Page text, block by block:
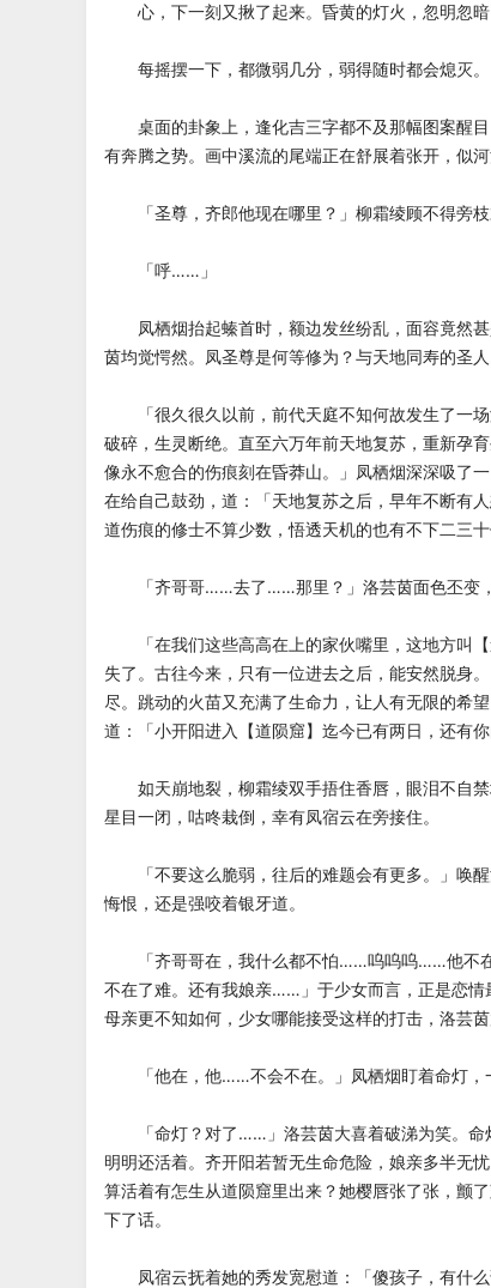
心，下一刻又揪了起来。昏黄的灯火，忽明忽暗
每摇摆一下，都微弱几分，弱得随时都会熄灭。
桌面的卦象上，逢化吉三字都不及那幅图案醒目
有奔腾之势。画中溪流的尾端正在舒展着张开，似河
「圣尊，齐郎他现在哪里？」柳霜绫顾不得旁枝
「呼……」
凤栖烟抬起螓首时，额边发丝纷乱，面容竟然甚
茵均觉愕然。凤圣尊是何等修为？与天地同寿的圣
「很久很久以前，前代天庭不知何故发生了一场
破碎，生灵断绝。直至六万年前天地复苏，重新孕
像永不愈合的伤痕刻在昏莽山。」凤栖烟深深吸了
在给自己鼓劲，道：「天地复苏之后，早年不断有
道伤痕的修士不算少数，悟透天机的也有不下二三
「齐哥哥……去了……那里？」洛芸茵面色丕变，
「在我们这些高高在上的家伙嘴里，这地方叫【
失了。古往今来，只有一位进去之后，能安然脱身
尽。跳动的火苗又充满了生命力，让人有无限的希
道：「小开阳进入【道陨窟】迄今已有两日，还有你
如天崩地裂，柳霜绫双手捂住香唇，眼泪不自禁
星目一闭，咕咚栽倒，幸有凤宿云在旁接住。
「不要这么脆弱，往后的难题会有更多。」唤醒
悔恨，还是强咬着银牙道。
「齐哥哥在，我什么都不怕……呜呜呜……他不
不在了难。还有我娘亲……」于少女而言，正是恋情
母亲更不知如何，少女哪能接受这样的打击，洛芸茵
「他在，他……不会不在。」凤栖烟盯着命灯，
「命灯？对了……」洛芸茵大喜着破涕为笑。命
明明还活着。齐开阳若暂无生命危险，娘亲多半无
算活着有怎生从道陨窟里出来？她樱唇张了张，颤
下了话。
凤宿云抚着她的秀发宽慰道：「傻孩子，有什么